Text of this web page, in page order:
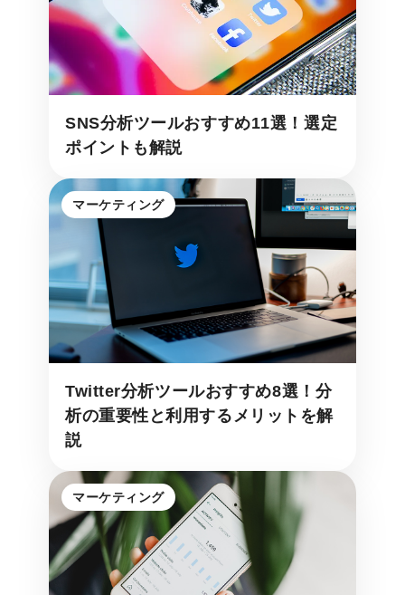
SNS分析ツールおすすめ11選！選定
ポイントも解説
マーケティング
Twitter分析ツールおすすめ8選！分
析の重要性と利用するメリットを解
説
マーケティング